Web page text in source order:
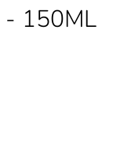
- 150ML